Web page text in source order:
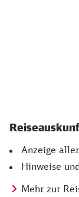
Anzeige
Hinweise
Mehr zur